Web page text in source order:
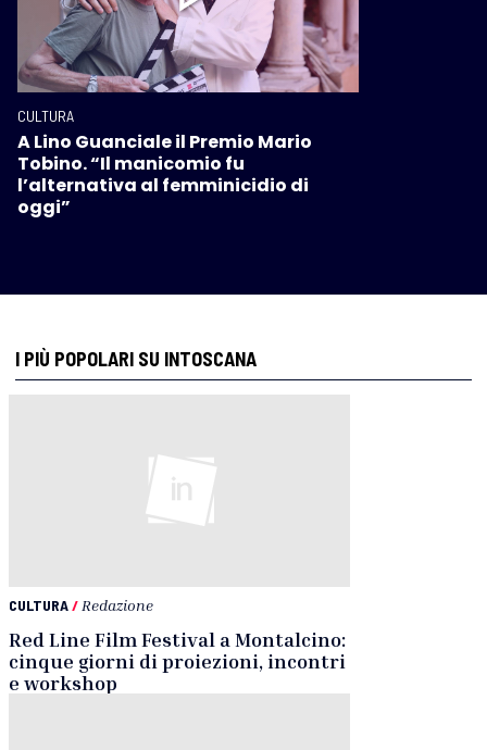
CULTURA
A Lino Guanciale il Premio Mario
Tobino. “Il manicomio fu
l’alternativa al femminicidio di
oggi”
I PIÙ POPOLARI SU INTOSCANA
CULTURA/ Redazione
Red Line Film Festival a Montalcino:
cinque giorni di proiezioni, incontri
e workshop